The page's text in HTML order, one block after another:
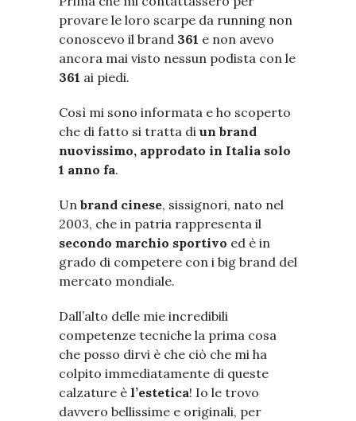
provare le loro scarpe da running non
conoscevo il brand 361 e non avevo
ancora mai visto nessun podista con le
361 ai piedi.
Così mi sono informata e ho scoperto
che di fatto si tratta di un brand
nuovissimo, approdato in Italia solo
1 anno fa.
Un brand cinese, sissignori, nato nel
2003, che in patria rappresenta il
secondo marchio sportivo ed è in
grado di competere con i big brand del
mercato mondiale.
Dall’alto delle mie incredibili
competenze tecniche la prima cosa
che posso dirvi è che ciò che mi ha
colpito immediatamente di queste
calzature è l’estetica! Io le trovo
davvero bellissime e originali, per